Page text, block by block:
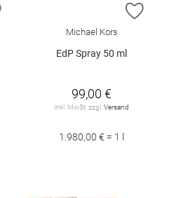
ZUR WUNSCHLISTE HINZUFÜGEN
ZUR
Michael Kors
EdP Spray 50 ml
99,00 €
inkl. MwSt. zzgl.Versand
1.980,00 € = 1 l